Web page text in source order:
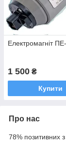
Електромагніт
1 500 ₴
Купити
Про нас
78% позитивних з